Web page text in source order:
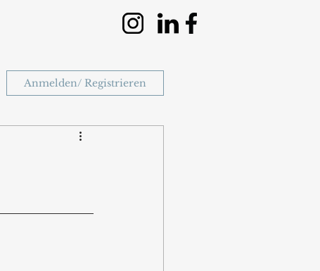
Anmelden/ Registrieren